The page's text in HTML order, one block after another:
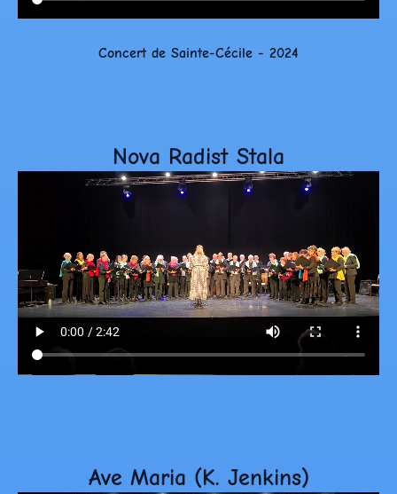
Concert de Sainte-Cécile - 2024
Nova Radist Stala
Ave Maria (K. Jenkins)